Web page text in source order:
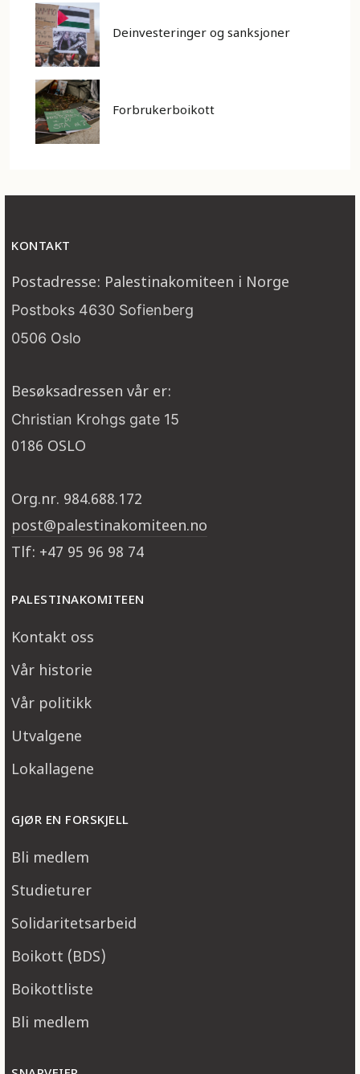
Deinvesteringer og sanksjoner
Forbrukerboikott
KONTAKT
Postadresse: Palestinakomiteen i Norge
Postboks 4630 Sofienberg
0506 Oslo
Besøksadressen vår er:
Christian Krohgs gate 15
0186 OSLO
Org.nr. 984.688.172
post@palestinakomiteen.no
Tlf: +47 95 96 98 74
PALESTINAKOMITEEN
Kontakt oss
Vår historie
Vår politikk
Utvalgene
Lokallagene
GJØR EN FORSKJELL
Bli medlem
Studieturer
Solidaritetsarbeid
Boikott (BDS)
Boikottliste
Bli medlem